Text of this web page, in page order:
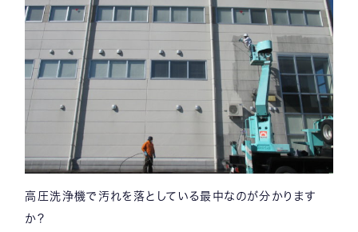
高圧洗浄機で汚れを落としている最中なのが分かります
か？